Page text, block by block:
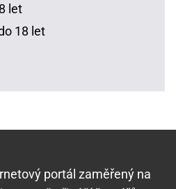
let
18 let
portál zaměřený na